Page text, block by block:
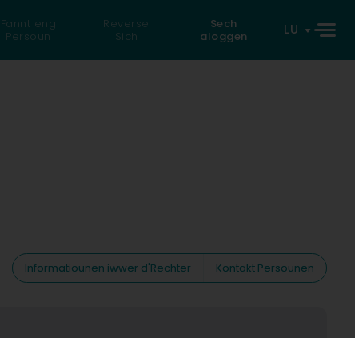
Fannt eng
Persoun
Reverse
Sich
Sech
aloggen
LU
Informatiounen iwwer d'Rechter
Kontakt Persounen